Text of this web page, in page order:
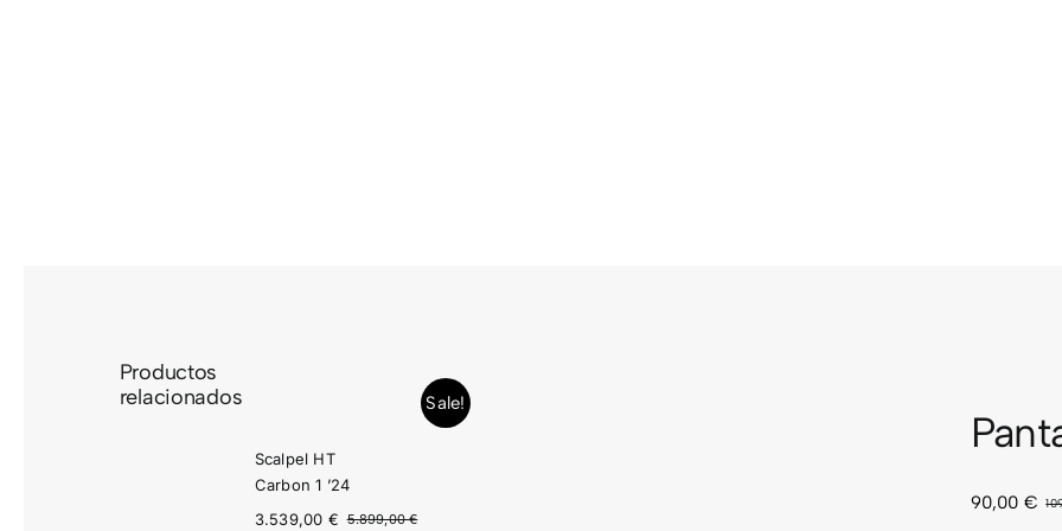
Productos
relacionados
Scalpel HT
Carbon 1 ’24
5.899,00€El
3.539,00 €
El
Sale!
90,00 €